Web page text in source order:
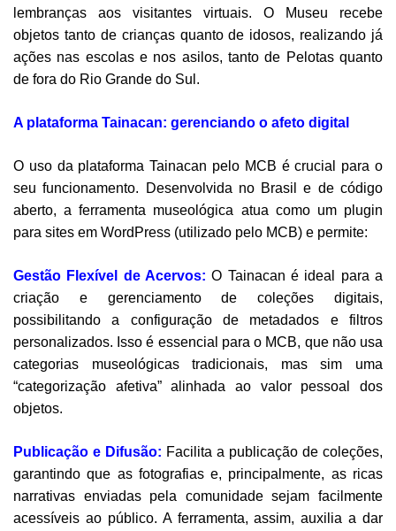
lembranças aos visitantes virtuais. O Museu recebe
objetos tanto de crianças quanto de idosos, realizando já
ações nas escolas e nos asilos, tanto de Pelotas quanto
de fora do Rio Grande do Sul.
A plataforma Tainacan: gerenciando o afeto digital
O uso da plataforma Tainacan pelo MCB é crucial para o
seu funcionamento. Desenvolvida no Brasil e de código
aberto, a ferramenta museológica atua como um plugin
para sites em WordPress (utilizado pelo MCB) e permite:
Gestão Flexível de Acervos: O Tainacan é ideal para a
criação e gerenciamento de coleções digitais,
possibilitando a configuração de metadados e filtros
personalizados. Isso é essencial para o MCB, que não usa
categorias museológicas tradicionais, mas sim uma
“categorização afetiva” alinhada ao valor pessoal dos
objetos.
Publicação e Difusão: Facilita a publicação de coleções,
garantindo que as fotografias e, principalmente, as ricas
narrativas enviadas pela comunidade sejam facilmente
acessíveis ao público. A ferramenta, assim, auxilia a dar